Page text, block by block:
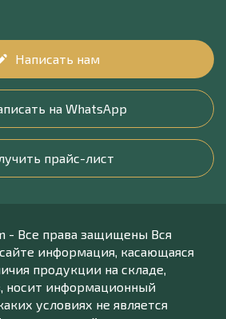
Написать нам
на WhatsApp
прайс-лист
- Все права защищены Вся
информация, касающаяся
продукции на складе,
носит информационный
условиях не является